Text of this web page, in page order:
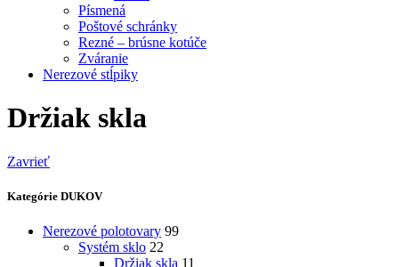
Písmená
Poštové schránky
Rezné – brúsne kotúče
Zváranie
Nerezové stĺpiky
Držiak skla
Zavrieť
Kategórie DUKOV
Nerezové polotovary 99
Systém sklo 22
Držiak skla 11